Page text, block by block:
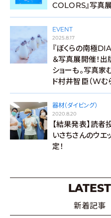
COLORS』写真
EVENT
2025.8.17
『ぼくらの南極
＆写真展開催！
ショーも。写真家
ド村井智臣（Wむ
器材（ダイビング）
2020.8.20
【結果発表】読者
いさちさんのウエ
定！
LATEST
新着記事